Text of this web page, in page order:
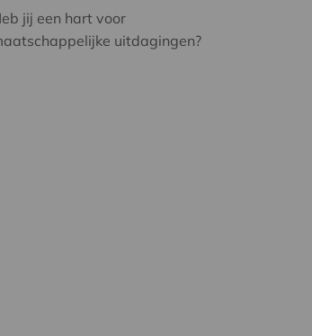
jij een hart voor
uitdagingen?